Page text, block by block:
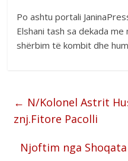
Po ashtu portali
Elshani tash sa dekada
shërbim të kombit dhe
← N/Kolonel Astrit
znj.Fitore Pacolli
Njoftim nga